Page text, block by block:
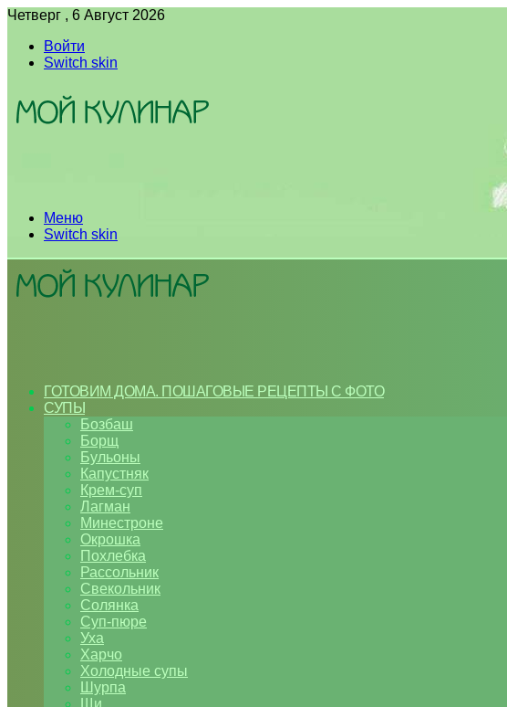
Четверг , 6 Август 2026
Войти
Switch skin
Меню
Switch skin
ГОТОВИМ ДОМА. ПОШАГОВЫЕ РЕЦЕПТЫ С ФОТО
СУПЫ
Бозбаш
Борщ
Бульоны
Капустняк
Крем-суп
Лагман
Минестроне
Окрошка
Похлебка
Рассольник
Свекольник
Солянка
Суп-пюре
Уха
Харчо
Холодные супы
Шурпа
Щи